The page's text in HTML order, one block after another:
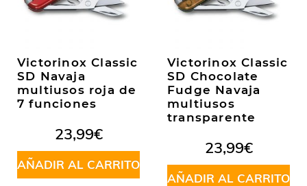
Victorinox Classic
SD Navaja
multiusos roja de
7 funciones
23,99€
AÑADIR AL CARRITO
Victorinox Classic
SD Chocolate
Fudge Navaja
multiusos
transparente
23,99€
AÑADIR AL CARRITO